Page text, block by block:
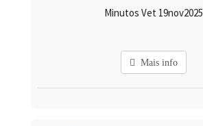
Minutos Vet 19nov2025
Mais info